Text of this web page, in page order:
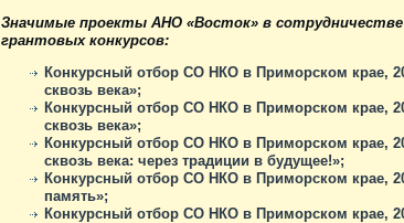
Значимые проекты АНО «Восток» в сотрудничестве
грантовых конкурсов:
Конкурсный отбор СО НКО в Приморском крае,
сквозь века»;
Конкурсный отбор СО НКО в Приморском крае,
сквозь века»;
Конкурсный отбор СО НКО в Приморском крае,
сквозь века: через традиции в будущее!»;
Конкурсный отбор СО НКО в Приморском крае,
память»;
Конкурсный отбор СО НКО в Приморском крае,